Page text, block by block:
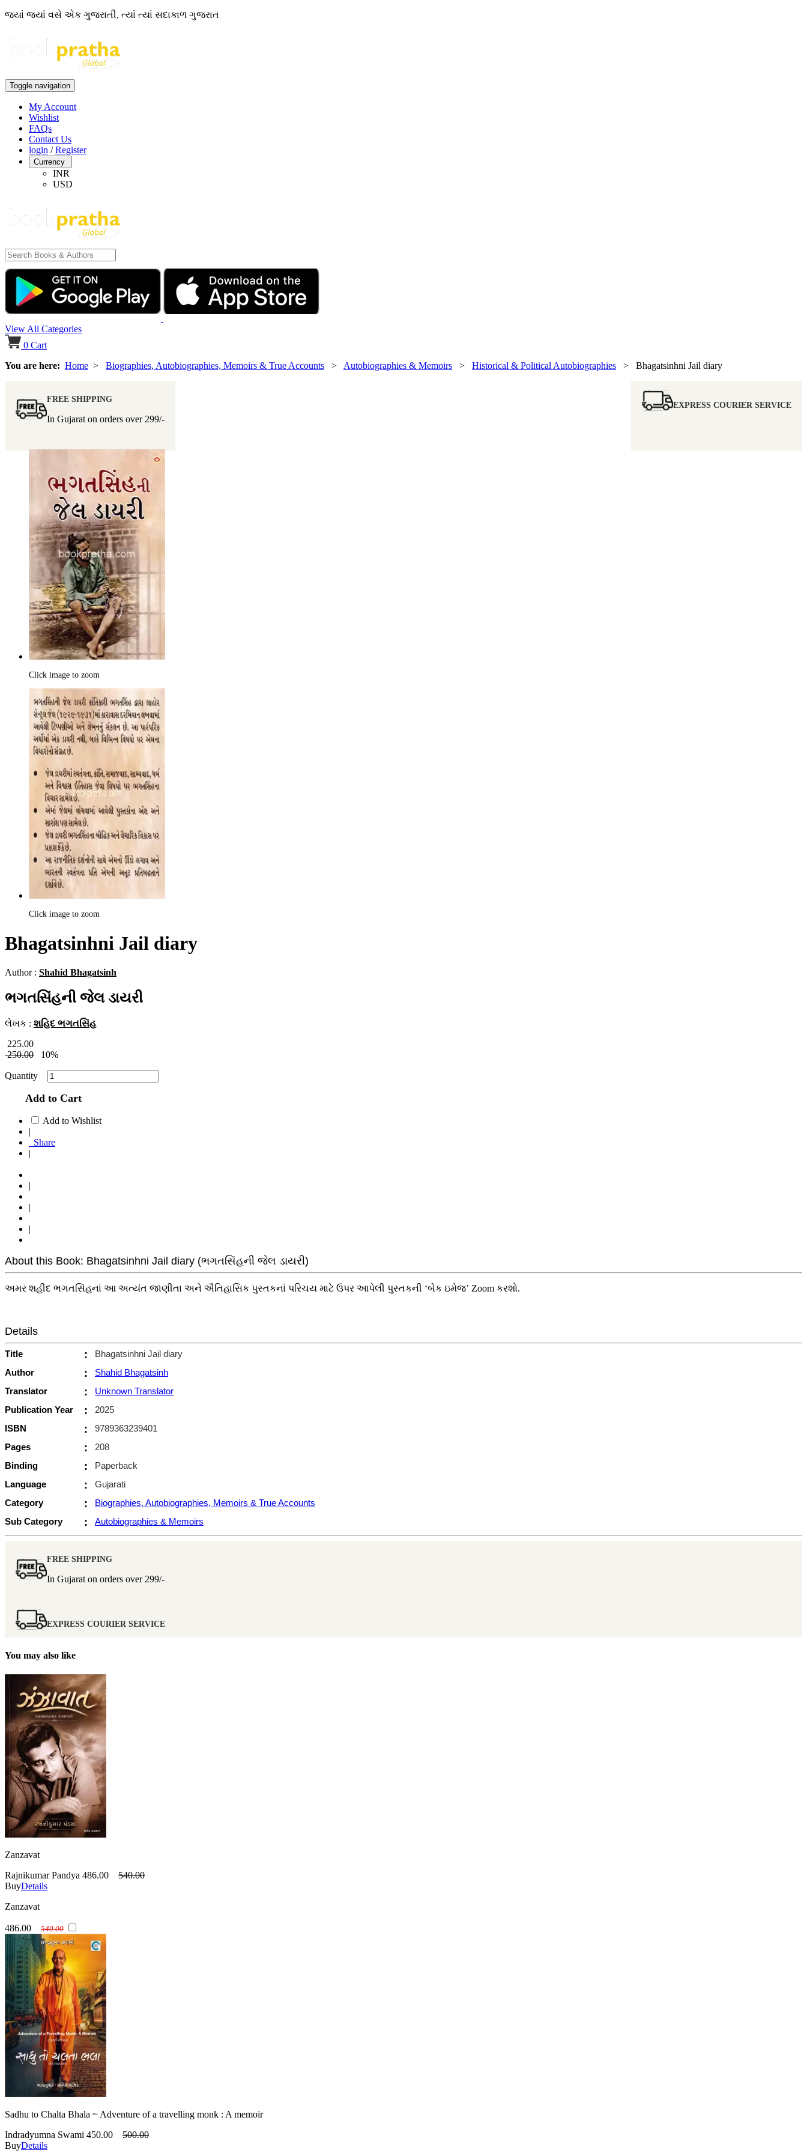
જ્યાં જ્યાં વસે એક ગુજરાતી, ત્યાં ત્યાં સદાકાળ ગુજરાત
Toggle navigation
My Account
Wishlist
FAQs
Contact Us
login /Register
Currency
INR
USD
View All Categories
0 Cart
You are here: Home > Biographies, Autobiographies, Memoirs & True Accounts > Autobiographies & Memoirs > Historical & Political Autobiographies > Bhagatsinhni Jail diary
FREE SHIPPING
In Gujarat on orders over 299/-
EXPRESS COURIER SERVICE
Click image to zoom
Click image to zoom
Bhagatsinhni Jail diary
Author : Shahid Bhagatsinh
ભગતસિંહની જેલ ડાયરી
લેખક : શહિદ ભગતસિંહ
225.00
250.00
10%
Quantity
Add to Cart
Add to Wishlist
|
Share
|
|
|
|
About this Book: Bhagatsinhni Jail diary (ભગતસિંહની જેલ ડાયરી)
અમર શહીદ ભગતસિંહનાં આ અત્યંત જાણીતા અને ઐતિહાસિક પુસ્તકનાં પરિચય માટે ઉપર આપેલી પુસ્તકની ‘બેક ઇમેજ’ Zoom કરશો.
Details
Title :
Bhagatsinhni Jail diary
Author
:
Shahid Bhagatsinh
Translator
:
Unknown Translator
Publication Year
:
2025
ISBN
:
9789363239401
Pages
:
208
Binding
:
Paperback
Language
:
Gujarati
Category
:
Biographies, Autobiographies, Memoirs & True Accounts
Sub Category
: Autobiographies & Memoirs
FREE SHIPPING
In Gujarat on orders over 299/-
EXPRESS COURIER SERVICE
You may also like
Zanzavat
Rajnikumar Pandya 486.00
540.00
BuyDetails
Zanzavat
486.00 540.00
Sadhu to Chalta Bhala ~ Adventure of a travelling monk : A memoir
Indradyumna Swami 450.00
500.00
BuyDetails